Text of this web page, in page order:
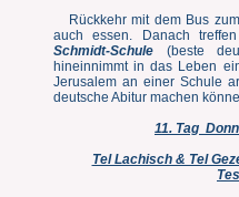
Rückkehr mit dem Bus
auch essen. Danach
Schmidt-Schule (beste
hineinnimmt in das Leben
Jerusalem an einer Schule
deutsche Abitur machen
11. Tag
Tel Lachisch & Tel